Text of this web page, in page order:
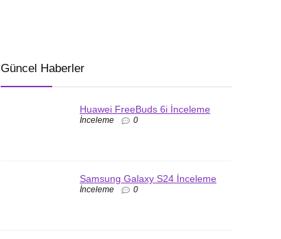
Güncel Haberler
Huawei FreeBuds 6i İnceleme
İnceleme 0
Samsung Galaxy S24 İnceleme
İnceleme 0